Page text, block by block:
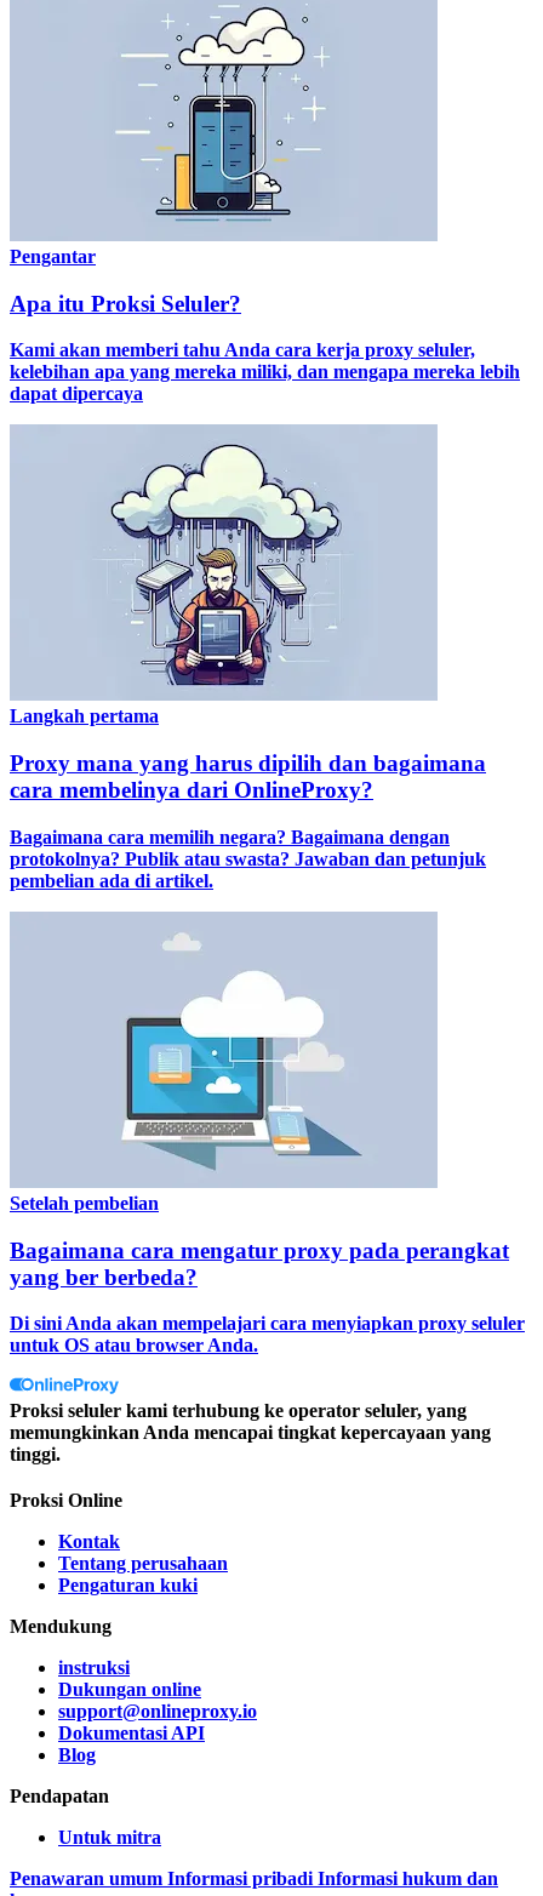
Pengantar
Apa itu Proksi Seluler?
Kami akan memberi tahu Anda cara kerja proxy seluler,
kelebihan apa yang mereka miliki, dan mengapa mereka lebih
dapat dipercaya
Langkah pertama
Proxy mana yang harus dipilih dan bagaimana
cara membelinya dari OnlineProxy?
Bagaimana cara memilih negara? Bagaimana dengan
protokolnya? Publik atau swasta? Jawaban dan petunjuk
pembelian ada di artikel.
Setelah pembelian
Bagaimana cara mengatur proxy pada perangkat
yang ber berbeda?
Di sini Anda akan mempelajari cara menyiapkan proxy seluler
untuk OS atau browser Anda.
Proksi seluler kami terhubung ke operator seluler, yang
memungkinkan Anda mencapai tingkat kepercayaan yang
tinggi.
Proksi Online
Kontak
Tentang perusahaan
Pengaturan kuki
Mendukung
instruksi
Dukungan online
support@onlineproxy.io
Dokumentasi API
Blog
Pendapatan
Untuk mitra
Penawaran umum Informasi pribadi Informasi hukum dan